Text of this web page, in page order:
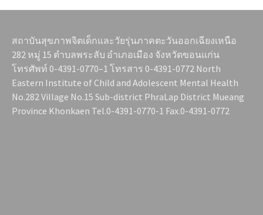
สถาบันสุขภาพจิตเด็กและวัยรุ่นภาคตะวันออกเฉียงเหนือ
282 หมู่ 15 ตำบลพระลับ อำเภอเมือง จังหวัดขอนแก่น
โทรศัพท์ 0-4391-0770–1 โทรสาร 0-4391-0772 North
Eastern Institute of Child and Adolescent Mental Health
No.282 Village No.15 Sub-district PhraLap District Mueang
Province Khonkaen Tel.0-4391-0770-1 Fax.0-4391-0772